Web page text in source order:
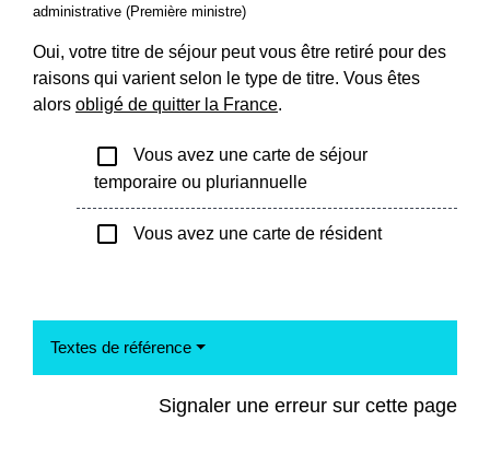
administrative (Première ministre)
Oui, votre titre de séjour peut vous être retiré pour des
raisons qui varient selon le type de titre. Vous êtes
alors obligé de quitter la France.
check_box_outline_blank
Vous avez une carte de séjour
temporaire ou pluriannuelle
check_box_outline_blank Vous avez une carte de résident
Textes de référence
Signaler une erreur sur cette page